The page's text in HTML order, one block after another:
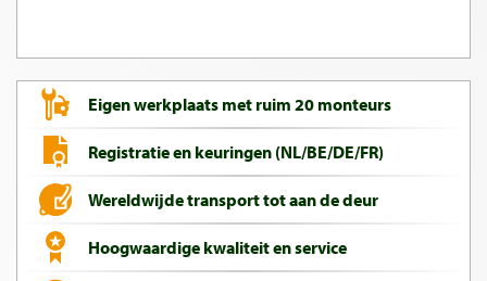
Eigen werkplaats met ruim 20 monteurs
Registratie en keuringen (NL/BE/DE/FR)
Wereldwijde transport tot aan de deur
Hoogwaardige kwaliteit en service